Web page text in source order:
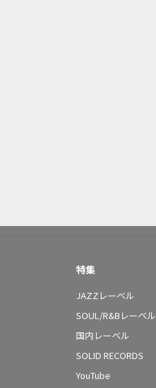
特集
JAZZレーベル
SOUL/R&Bレーベル
国内レーベル
SOLID RECORDS
YouTube